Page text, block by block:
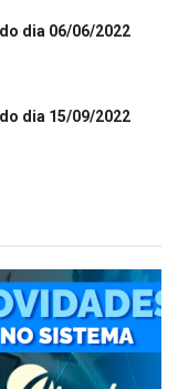
dia 06/06/2022
dia 15/09/2022